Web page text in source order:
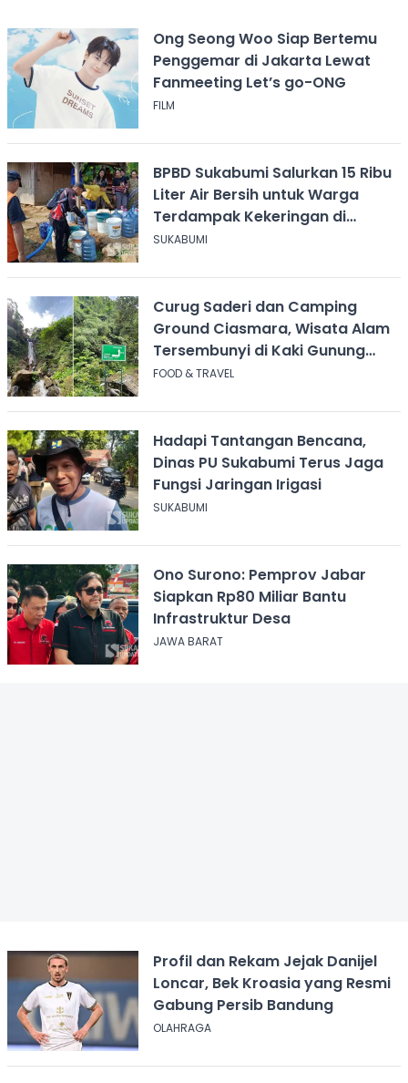
Ong Seong Woo Siap Bertemu
Penggemar di Jakarta Lewat
Fanmeeting Let’s go-ONG
FILM
BPBD Sukabumi Salurkan 15 Ribu
Liter Air Bersih untuk Warga
Terdampak Kekeringan di
Cicurug
SUKABUMI
Curug Saderi dan Camping
Ground Ciasmara, Wisata Alam
Tersembunyi di Kaki Gunung
Salak
FOOD & TRAVEL
Hadapi Tantangan Bencana,
Dinas PU Sukabumi Terus Jaga
Fungsi Jaringan Irigasi
SUKABUMI
Ono Surono: Pemprov Jabar
Siapkan Rp80 Miliar Bantu
Infrastruktur Desa
JAWA BARAT
Profil dan Rekam Jejak Danijel
Loncar, Bek Kroasia yang Resmi
Gabung Persib Bandung
OLAHRAGA